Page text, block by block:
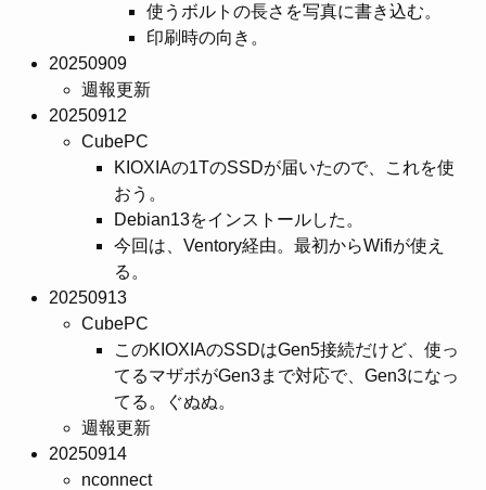
使うボルトの長さを写真に書き込む。
印刷時の向き。
20250909
週報更新
20250912
CubePC
KIOXIAの1TのSSDが届いたので、これを使
おう。
Debian13をインストールした。
今回は、Ventory経由。最初からWifiが使え
る。
20250913
CubePC
このKIOXIAのSSDはGen5接続だけど、使っ
てるマザボがGen3まで対応で、Gen3になっ
てる。ぐぬぬ。
週報更新
20250914
nconnect